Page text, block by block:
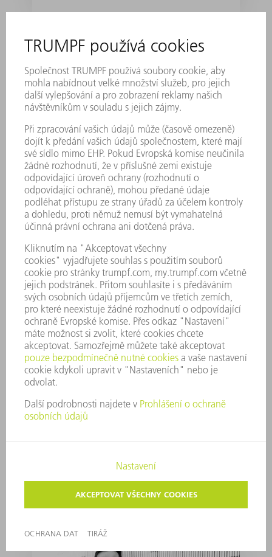
How artificial
intelligence supports
helps machines do
jigsaw puzzles